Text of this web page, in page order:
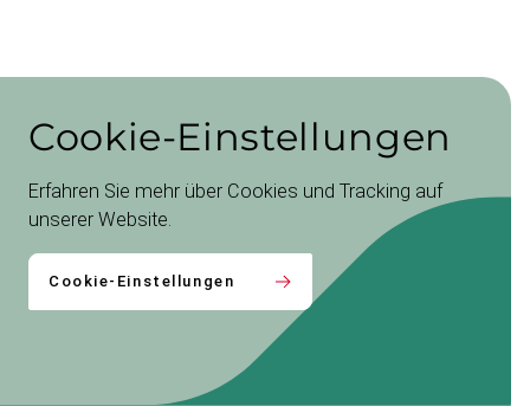
Cookie-​Einstellungen
Erfahren Sie mehr über Cookies und Tracking auf
unserer Website.
Cookie-Einstellungen